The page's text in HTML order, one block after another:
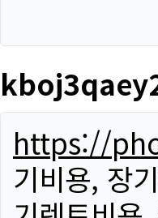
https://
기비용, 장